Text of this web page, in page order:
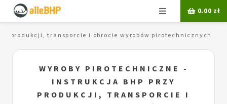
Menu 0.00 zł
produkcji, transporcie i obrocie wyrobów pirotechnicznych
WYROBY PIROTECHNICZNE -
INSTRUKCJA BHP PRZY
PRODUKCJI, TRANSPORCIE I